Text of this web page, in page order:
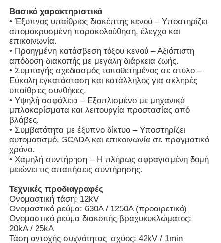
Προϊόντα
Βίντεο
Βασικά χαρακτηριστικά
• Έξυπνος υπαίθριος διακόπτης κενού – Υποστηρίζει
απομακρυσμένη παρακολούθηση, έλεγχο και
επικοινωνία.
• Προηγμένη κατάσβεση τόξου κενού – Αξιόπιστη
απόδοση διακοπής με μεγάλη διάρκεια ζωής.
• Συμπαγής σχεδιασμός τοποθετημένος σε στύλο –
Εύκολη εγκατάσταση και κατάλληλος για σκληρές
υπαίθριες συνθήκες.
• Υψηλή ασφάλεια – Εξοπλισμένο με μηχανικά
μπλοκαρίσματα και λειτουργία προστασίας από
βλάβες.
• Συμβατότητα με έξυπνο δίκτυο – Υποστηρίζει
αυτοματισμό, SCADA και επικοινωνία σε πραγματικό
χρόνο.
• Χαμηλή συντήρηση – Η πλήρως σφραγισμένη δομή
μειώνει τις απαιτήσεις συντήρησης.
Τεχνικές προδιαγραφές
Ονομαστική τάση: 12kV
Ονομαστικό ρεύμα: 630A / 1250A (προαιρετικό)
Ονομαστικό ρεύμα διακοπής βραχυκυκλώματος:
20kA / 25kA
Τάση αντοχής συχνότητας ισχύος: 42kV / 1min